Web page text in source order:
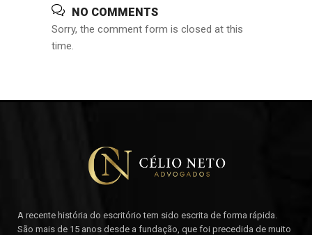
NO COMMENTS
Sorry, the comment form is closed at this
time.
A recente história do escritório tem sido escrita de forma rápida.
São mais de 15 anos desde a fundação, que foi precedida de muito